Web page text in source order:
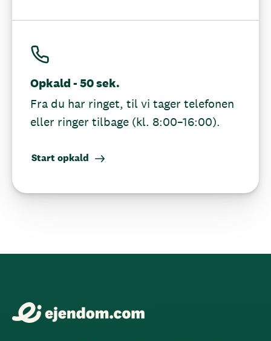
Opkald - 50 sek.
Fra du har ringet, til vi tager telefonen
eller ringer tilbage (kl. 8:00–16:00).
Start opkald